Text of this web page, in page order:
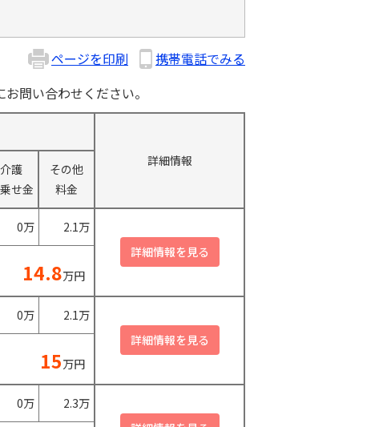
ページを印刷
携帯電話でみる
問い合わせください。
詳細情報
介護
せ金
その他
料金
0万 2.1万
14.8万円
0万 2.1万
15万円
0万 2.3万